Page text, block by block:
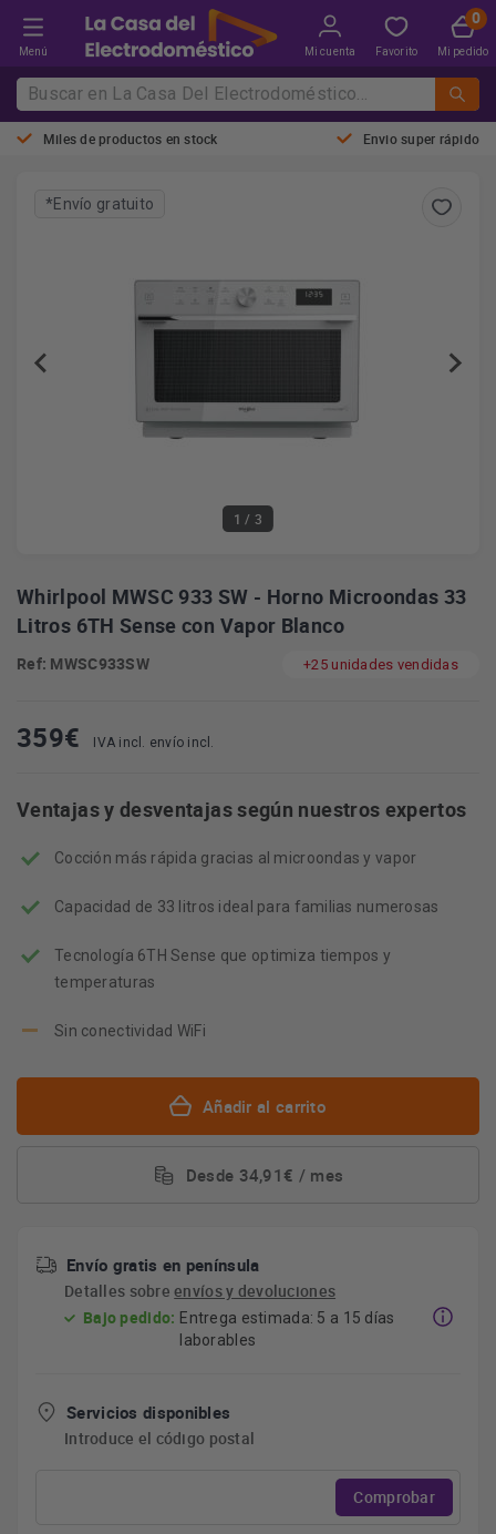
Menú Mi cuenta Favorito Mi pedido
Miles de productos en stock Envio super rápido
1 / 3
*Envío gratuito
Whirlpool MWSC 933 SW - Horno Microondas 33
Litros 6TH Sense con Vapor Blanco
Ref: MWSC933SW +25 unidades vendidas
359€ IVA incl. envío incl.
Ventajas y desventajas según nuestros expertos
Cocción más rápida gracias al microondas y vapor
Capacidad de 33 litros ideal para familias numerosas
Tecnología 6TH Sense que optimiza tiempos y
temperaturas
Sin conectividad WiFi
Añadir al carrito
Desde 34,91€ / mes
Envío gratis en península
Detalles sobreenvíos y devoluciones
Bajo pedido: Entrega estimada: 5 a 15 días
laborables
Servicios disponibles
Introduce el código postal
Comprobar